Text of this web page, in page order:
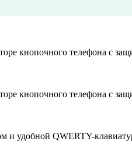
кнопочного телефона с
кнопочного телефона с
и удобной QWERTY-